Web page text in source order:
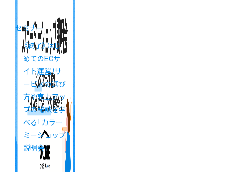
セミナー
《終了》はじ
めてのECサ
イト運営！サ
ービスの選び
方や売上アッ
プの秘訣を学
べる「カラー
ミーショップ
説明会」